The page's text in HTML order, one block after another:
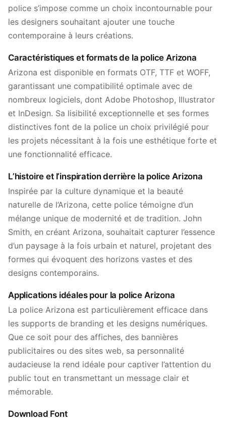
police s’impose comme un choix incontournable pour
les designers souhaitant ajouter une touche
contemporaine à leurs créations.
Caractéristiques et formats de la police Arizona
Arizona est disponible en formats OTF, TTF et WOFF,
garantissant une compatibilité optimale avec de
nombreux logiciels, dont Adobe Photoshop, Illustrator
et InDesign. Sa lisibilité exceptionnelle et ses formes
distinctives font de la police un choix privilégié pour
les projets nécessitant à la fois une esthétique forte et
une fonctionnalité efficace.
L’histoire et l’inspiration derrière la police Arizona
Inspirée par la culture dynamique et la beauté
naturelle de l’Arizona, cette police témoigne d’un
mélange unique de modernité et de tradition. John
Smith, en créant Arizona, souhaitait capturer l’essence
d’un paysage à la fois urbain et naturel, projetant des
formes qui évoquent des horizons vastes et des
designs contemporains.
Applications idéales pour la police Arizona
La police Arizona est particulièrement efficace dans
les supports de branding et les designs numériques.
Que ce soit pour des affiches, des bannières
publicitaires ou des sites web, sa personnalité
audacieuse la rend idéale pour captiver l’attention du
public tout en transmettant un message clair et
mémorable.
Download Font